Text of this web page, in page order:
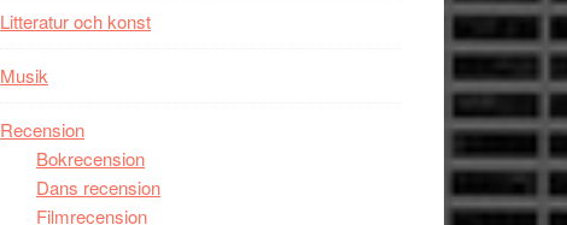
Litteratur och konst
Musik
Recension
Bokrecension
Dans recension
Filmrecension